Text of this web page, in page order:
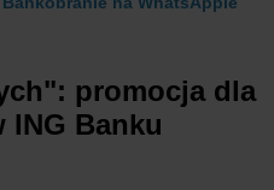
promocja dla
Banku